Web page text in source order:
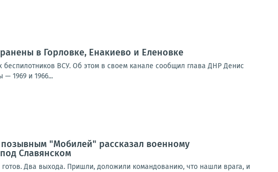
в Горловке, Енакиево и Еленовке
ВСУ. Об этом в своем канале сообщил глава ДНР Денис
1969 и 1966...
"Мобилей" рассказал военному
Славянском
Два выхода. Пришли, доложили командованию, что нашли врага, и